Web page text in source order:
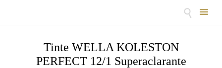

content
Tinte WELLA KOLESTON
PERFECT 12/1 Superaclarante